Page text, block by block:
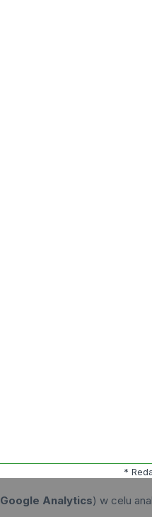
*
Google Analytics) w celu